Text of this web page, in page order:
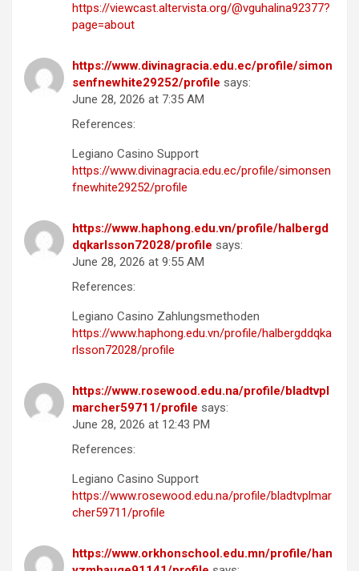
https://viewcast.altervista.org/@vguhalina92377?
page=about
https://www.divinagracia.edu.ec/profile/simon
senfnewhite29252/profile says:
June 28, 2026 at 7:35 AM
References:
Legiano Casino Support
https://www.divinagracia.edu.ec/profile/simonsen
fnewhite29252/profile
https://www.haphong.edu.vn/profile/halbergd
dqkarlsson72028/profile says:
June 28, 2026 at 9:55 AM
References:
Legiano Casino Zahlungsmethoden
https://www.haphong.edu.vn/profile/halbergddqka
rlsson72028/profile
https://www.rosewood.edu.na/profile/bladtvpl
marcher59711/profile says:
June 28, 2026 at 12:43 PM
References:
Legiano Casino Support
https://www.rosewood.edu.na/profile/bladtvplmar
cher59711/profile
https://www.orkhonschool.edu.mn/profile/han